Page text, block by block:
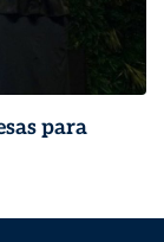
para